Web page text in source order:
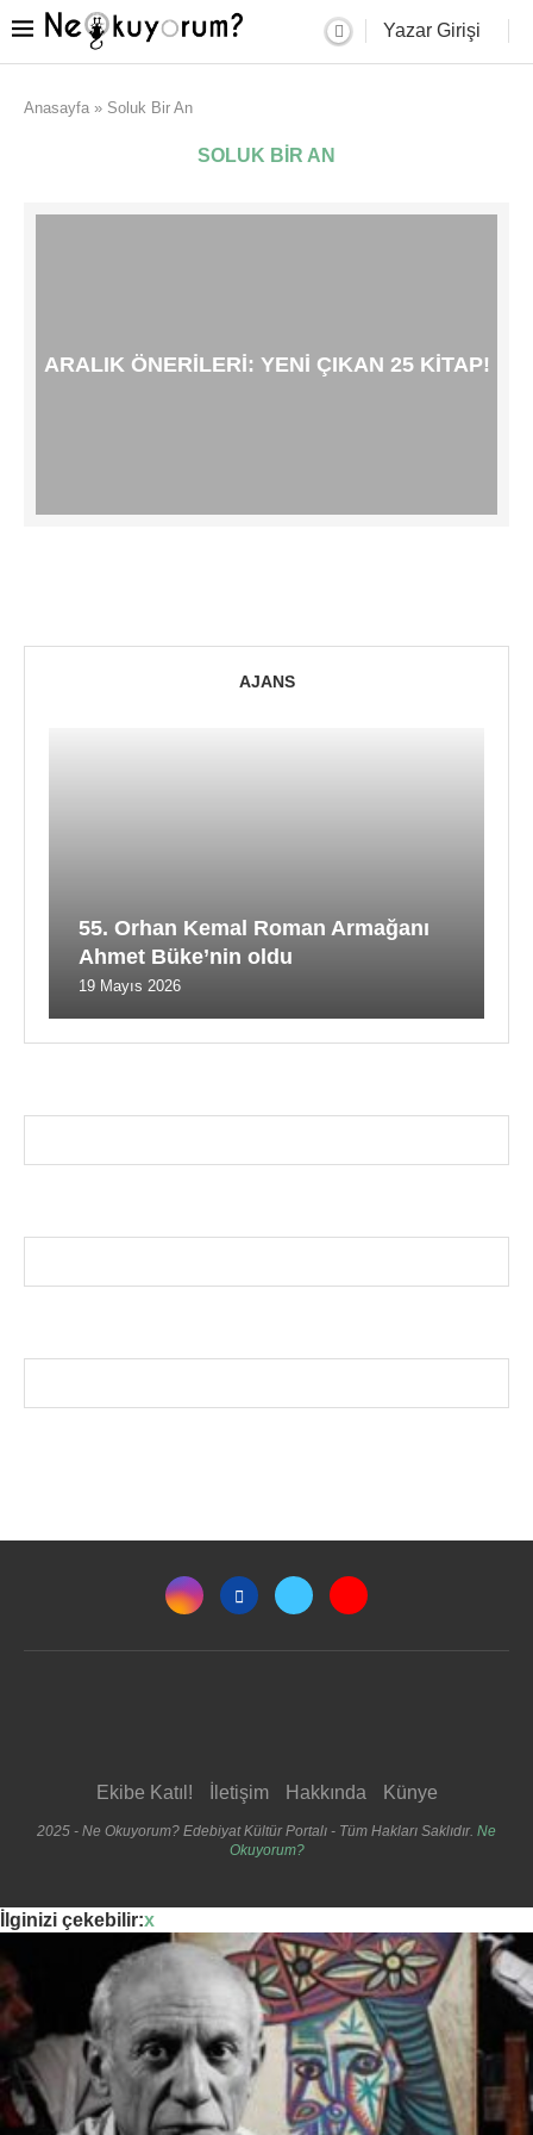
Yazar Girişi
Anasayfa » Soluk Bir An
SOLUK BIR AN
ARALIK ÖNERILERI: YENI ÇIKAN 25 KITAP!
AJANS
55. Orhan Kemal Roman Armağanı
Ahmet Büke’nin oldu
19 Mayıs 2026
Ekibe Katıl! İletişim Hakkında Künye
2025 - Ne Okuyorum? Edebiyat Kültür Portalı - Tüm Hakları Saklıdır. Ne
Okuyorum?
İlginizi çekebilir:x